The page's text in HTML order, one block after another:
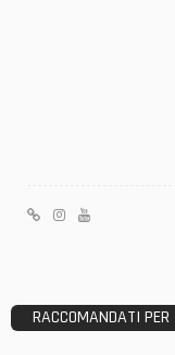
RACCOMANDATI PER